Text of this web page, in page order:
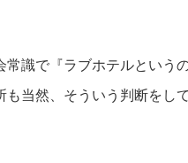
識で『ラブホテルという
当然、そういう判断をし